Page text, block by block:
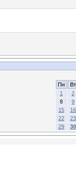
Пн
Вт
1
2
8
9
15
16
22
23
29
30